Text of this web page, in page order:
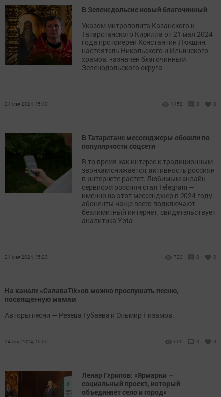
В Зеленодольске новый благочинный
Указом митрополита Казанского и
Татарстанского Кирилла от 21 мая 2024
года протоиерей Константин Люкшин,
настоятель Никольского и Ильинского
храмов, назначен благочинным
Зеленодольского округа
24 мая 2024, 15:40 1458 0 0
В Татарстане мессенджеры обошли по
популярности соцсети
В то время как интерес к традиционным
звонкам снижается, активность россиян
в интернете растет. Любимым онлайн-
сервисом россиян стал Telegram —
именно на этот мессенджер в 2024 году
абоненты чаще всего подключают
безлимитный интернет, свидетельствует
аналитика Yota
24 мая 2024, 15:20 720 0 0
На канале «СалаваTik«ов можно прослушать песню,
посвященную мамам
Авторы песни — Резеда Губаева и Эльмир Низамов.
24 мая 2024, 15:02 500 0 0
Ленар Гарипов: «Ярмарки —
социальный проект, который
объединяет село и город»